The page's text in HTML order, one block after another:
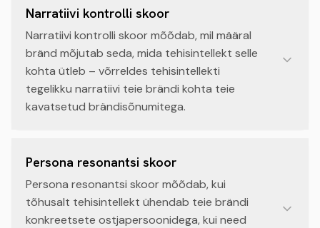
Narratiivi kontrolli skoor
Narratiivi kontrolli skoor mõõdab, mil määral
bränd mõjutab seda, mida tehisintellekt selle
kohta ütleb – võrreldes tehisintellekti
tegelikku narratiivi teie brändi kohta teie
kavatsetud brändisõnumitega.
Persona resonantsi skoor
Persona resonantsi skoor mõõdab, kui
tõhusalt tehisintellekt ühendab teie brändi
konkreetsete ostjapersoonidega, kui need